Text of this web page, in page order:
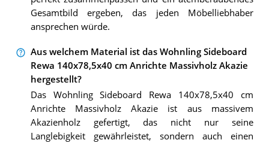
Gesamtbild ergeben, das jeden Möbelliebhaber
ansprechen würde.
Aus welchem Material ist das Wohnling Sideboard
Rewa 140x78,5x40 cm Anrichte Massivholz Akazie
hergestellt?
Das Wohnling Sideboard Rewa 140x78,5x40 cm
Anrichte Massivholz Akazie ist aus massivem
Akazienholz gefertigt, das nicht nur seine
Langlebigkeit gewährleistet, sondern auch einen